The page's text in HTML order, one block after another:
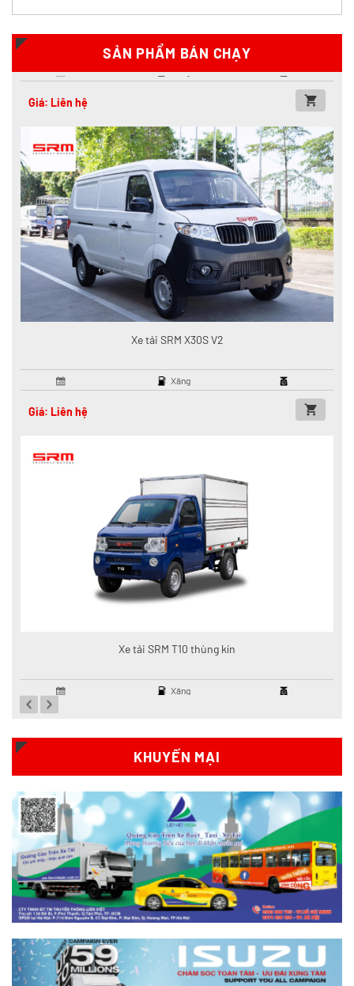
SẢN PHẨM BÁN CHẠY
Xăng
Giá: Liên hệ
Xe tải SRM X30S V2
Xăng
Giá: Liên hệ
Xe tải SRM T10 thùng kín
Xăng
Xe tải SRM T10 thùng khung mui
KHUYẾN MẠI